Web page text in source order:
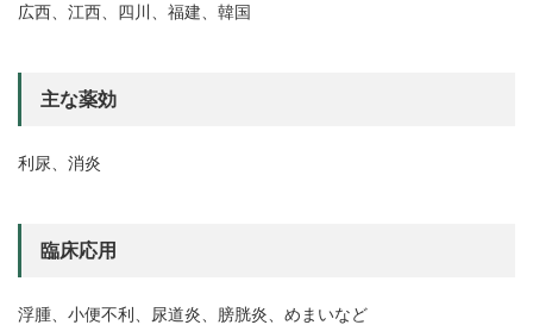
広西、江西、四川、福建、韓国
主な薬効
利尿、消炎
臨床応用
浮腫、小便不利、尿道炎、膀胱炎、めまいなど